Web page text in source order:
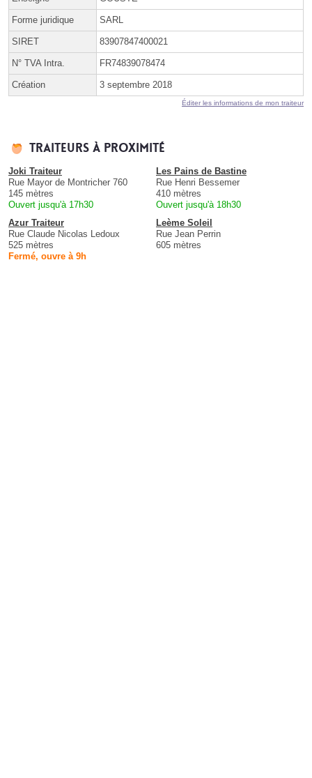
Forme juridique SARL
SIRET 83907847400021
N° TVA Intra. FR74839078474
Création 3 septembre 2018
Éditer les informations de mon traiteur
Traiteurs à proximité
Joki Traiteur
Rue Mayor de Montricher 760
145 mètres
Ouvert jusqu'à 17h30
Les Pains de Bastine
Rue Henri Bessemer
410 mètres
Ouvert jusqu'à 18h30
Azur Traiteur
Rue Claude Nicolas Ledoux
525 mètres
Fermé, ouvre à 9h
Leème Soleil
Rue Jean Perrin
605 mètres